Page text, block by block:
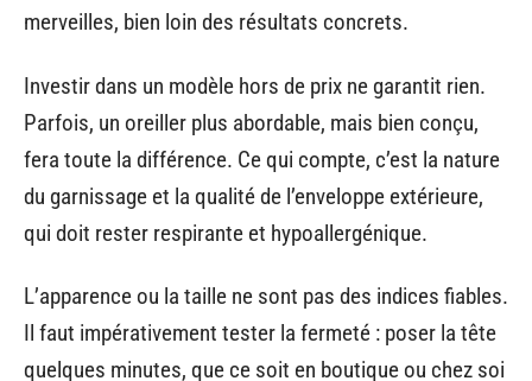
merveilles, bien loin des résultats concrets.
Investir dans un modèle hors de prix ne garantit rien.
Parfois, un oreiller plus abordable, mais bien conçu,
fera toute la différence. Ce qui compte, c’est la nature
du garnissage et la qualité de l’enveloppe extérieure,
qui doit rester respirante et hypoallergénique.
L’apparence ou la taille ne sont pas des indices fiables.
Il faut impérativement tester la fermeté : poser la tête
quelques minutes, que ce soit en boutique ou chez soi